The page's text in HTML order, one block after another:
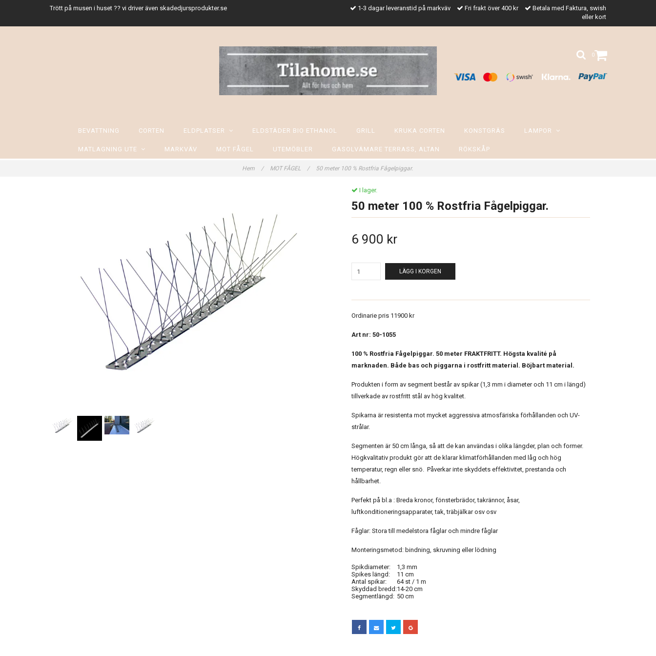
Trött på musen i huset ?? vi driver även skadedjursprodukter.se 1-3 dagar leveranstid på markväv Fri frakt över 400 kr
Betala med Faktura, swish
eller kort
0
BEVATTNING CORTEN ELDPLATSER ELDSTÄDER BIO ETHANOL GRILL KRUKA CORTEN KONSTGRÄS LAMPOR
MATLAGNING UTE MARKVÄV MOT FÅGEL UTEMÖBLER GASOLVÄMARE TERRASS, ALTAN RÖKSKÅP
Hem / MOT FÅGEL / 50 meter 100 % Rostfria Fågelpiggar.
I lager.
50 meter 100 % Rostfria Fågelpiggar.
6 900 kr
LÄGG I KORGEN
Ordinarie pris 11900 kr
Art nr: 50-1055
100 % Rostfria Fågelpiggar. 50 meter FRAKTFRITT. Högsta kvalité på
marknaden. Både bas och piggarna i rostfritt material. Böjbart material.
Produkten i form av segment består av spikar (1,3 mm i diameter och 11 cm i längd)
tillverkade av rostfritt stål av hög kvalitet.
Spikarna är resistenta mot mycket aggressiva atmosfäriska förhållanden och UV-
strålar.
Segmenten är 50 cm långa, så att de kan användas i olika längder, plan och former.
Högkvalitativ produkt gör att de klarar klimatförhållanden med låg och hög
temperatur, regn eller snö. Påverkar inte skyddets effektivitet, prestanda och
hållbarhet.
Perfekt på bl.a : Breda kronor, fönsterbrädor, takrännor, åsar,
luftkonditioneringsapparater, tak, träbjälkar osv osv
Fåglar: Stora till medelstora fåglar och mindre fåglar
Monteringsmetod: bindning, skruvning eller lödning
Spikdiameter:
1,3 mm
Spikes längd:
11 cm
Antal spikar:
64 st / 1 m
Skyddad bredd:14-20 cm
Segmentlängd: 50 cm